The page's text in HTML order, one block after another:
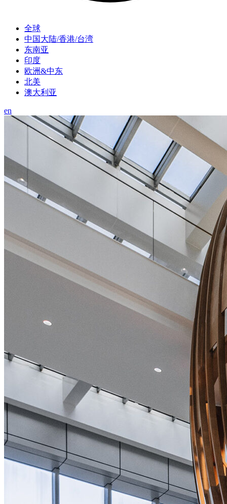
全球
中国大陆/香港/台湾
东南亚
印度
欧洲&中东
北美
澳大利亚
en